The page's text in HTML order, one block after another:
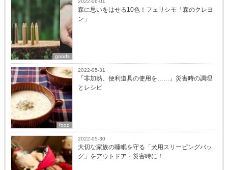
goods
2022-06-01
森に思いをはせる10色！フェリシモ「森のクレヨ
ン」
food
2022-05-31
「非加熱、便利道具の使用を……」災害時の調理
とレシピ
2022-05-30
大切な家族の睡眠を守る「犬用スリーピングバッ
グ」をアウトドア・災害時に！